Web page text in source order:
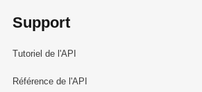
Support
Tutoriel de l'API
Référence de l'API